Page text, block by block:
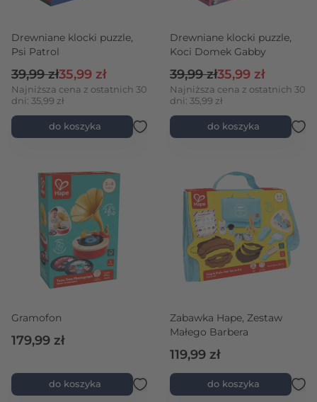
Drewniane klocki puzzle,
Psi Patrol
Cena promocyjna
35,99 zł
Cena regularna
39,99 zł
Najniższa cena z ostatnich 30
dni: 35,99 zł
do koszyka
Drewniane klocki puzzle,
Koci Domek Gabby
Cena promocyjna
35,99 zł
Cena regularna
39,99 zł
Najniższa cena z ostatnich 30
dni: 35,99 zł
do koszyka
Gramofon
179,99 zł
do koszyka
Zabawka Hape, Zestaw
Małego Barbera
119,99 zł
do koszyka